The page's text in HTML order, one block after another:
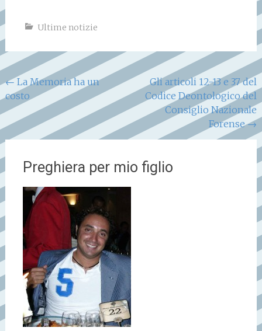
Ultime notizie
Navigazione
articoli
←La Memoria ha un
costo
Gli articoli 12-13 e 37 del
Codice Deontologico del
Consiglio Nazionale
Forense→
Preghiera per mio figlio